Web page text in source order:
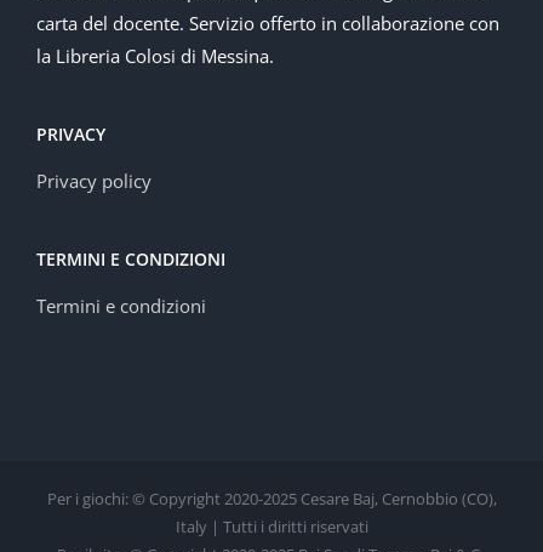
carta del docente. Servizio offerto in collaborazione con
la Libreria Colosi di Messina.
PRIVACY
Privacy policy
TERMINI E CONDIZIONI
Termini e condizioni
Per i giochi: © Copyright 2020-2025 Cesare Baj, Cernobbio (CO),
Italy | Tutti i diritti riservati